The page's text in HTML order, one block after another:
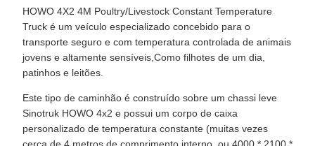
HOWO 4X2 4M Poultry/Livestock Constant Temperature
Truck é um veículo especializado concebido para o
transporte seguro e com temperatura controlada de animais
jovens e altamente sensíveis,Como filhotes de um dia,
patinhos e leitões.
Este tipo de caminhão é construído sobre um chassi leve
Sinotruk HOWO 4x2 e possui um corpo de caixa
personalizado de temperatura constante (muitas vezes